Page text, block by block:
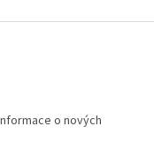
o nových